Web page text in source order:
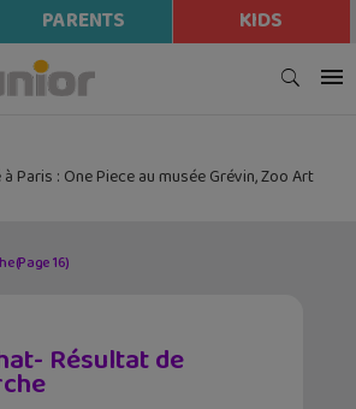
PARENTS KIDS
Paris : One Piece au musée Grévin, Zoo Art
(Page 16)
Résultat de